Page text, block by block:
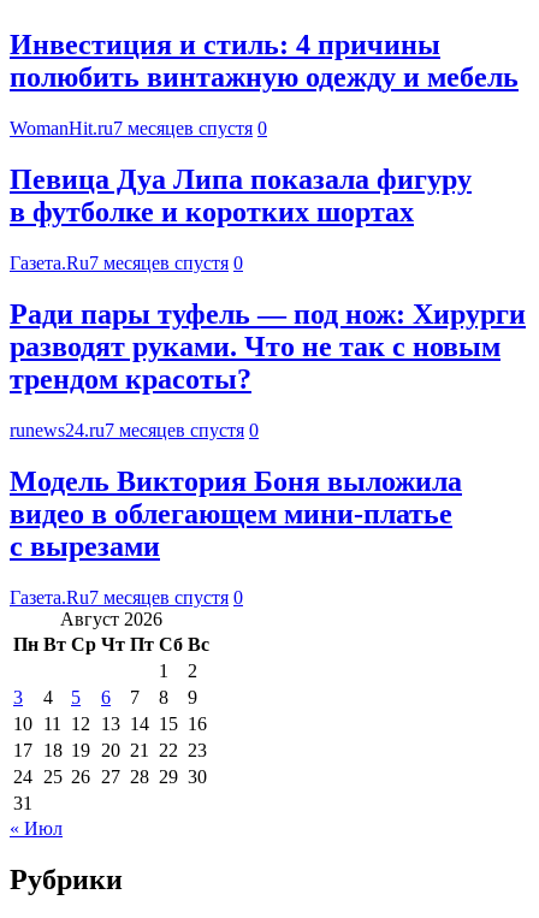
Инвестиция и стиль: 4 причины
полюбить винтажную одежду и мебель
WomanHit.ru7 месяцев спустя 0
Певица Дуа Липа показала фигуру
в футболке и коротких шортах
Газета.Ru7 месяцев спустя 0
Ради пары туфель — под нож: Хирурги
разводят руками. Что не так с новым
трендом красоты?
runews24.ru7 месяцев спустя 0
Модель Виктория Боня выложила
видео в облегающем мини-платье
с вырезами
Газета.Ru7 месяцев спустя 0
Август 2026
Пн Вт Ср Чт Пт Сб Вс
1
2
3
4 5 6 7 8
9
10 11 12 13 14 15 16
17 18 19 20 21 22 23
24 25 26 27 28 29 30
31
« Июл
Рубрики